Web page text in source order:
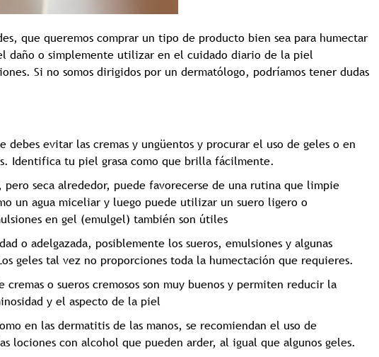
que queremos comprar un tipo de producto bien sea para humectar
o simplemente utilizar en el cuidado diario de la piel
Si no somos dirigidos por un dermatólogo, podríamos tener dudas
debes evitar las cremas y ungüentos y procurar el uso de geles o en
Identifica tu piel grasa como que brilla fácilmente.
seca alrededor, puede favorecerse de una rutina que limpie
un agua miceliar y luego puede utilizar un suero ligero o
en gel (emulgel) también son útiles
o adelgazada, posiblemente los sueros, emulsiones y algunas
geles tal vez no proporciones toda la humectación que requieres.
cremas o sueros cremosos son muy buenos y permiten reducir la
y el aspecto de la piel
en las dermatitis de las manos, se recomiendan el uso de
lociones con alcohol que pueden arder, al igual que algunos geles.
Tricología: Expertos en
salud capilar